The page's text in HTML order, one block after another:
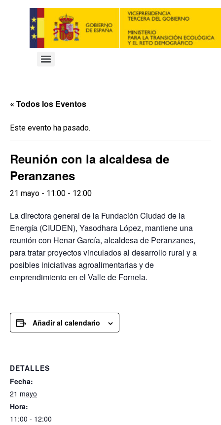
« Todos los Eventos
Este evento ha pasado.
Reunión con la alcaldesa de
Peranzanes
21 mayo - 11:00 - 12:00
La directora general de la Fundación Ciudad de la
Energía (CIUDEN), Yasodhara López, mantiene una
reunión con Henar García, alcaldesa de Peranzanes,
para tratar proyectos vinculados al desarrollo rural y a
posibles iniciativas agroalimentarias y de
emprendimiento en el Valle de Fornela.
Añadir al calendario
DETALLES
Fecha:
21 mayo
Hora:
11:00 - 12:00